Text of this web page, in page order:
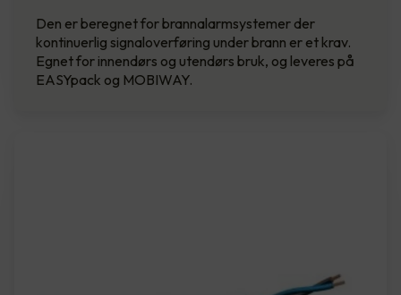
Den er beregnet for brannalarmsystemer der
kontinuerlig signaloverføring under brann er et krav.
Egnet for innendørs og utendørs bruk, og leveres på
EASYpack og MOBIWAY.